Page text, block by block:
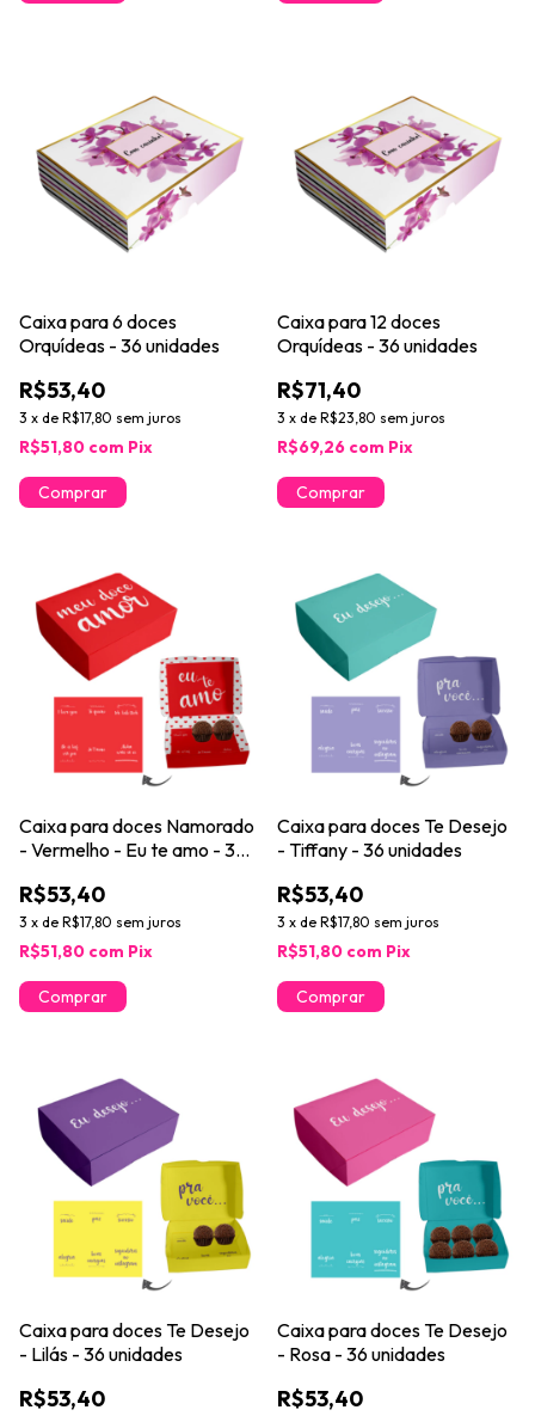
Caixa para 6 doces
Orquídeas - 36 unidades
R$53,40
3 x de R$17,80 sem juros
R$51,80 com Pix
Caixa para 12 doces
Orquídeas - 36 unidades
R$71,40
3 x de R$23,80 sem juros
R$69,26 com Pix
Caixa para doces Namorado
- Vermelho - Eu te amo - 36
R$53,40
3 x de R$17,80 sem juros
R$51,80 com Pix
Caixa para doces Te Desejo
- Tiffany - 36 unidades
R$53,40
3 x de R$17,80 sem juros
R$51,80 com Pix
Caixa para doces Te Desejo
- Lilás - 36 unidades
R$53,40
Caixa para doces Te Desejo
- Rosa - 36 unidades
R$53,40